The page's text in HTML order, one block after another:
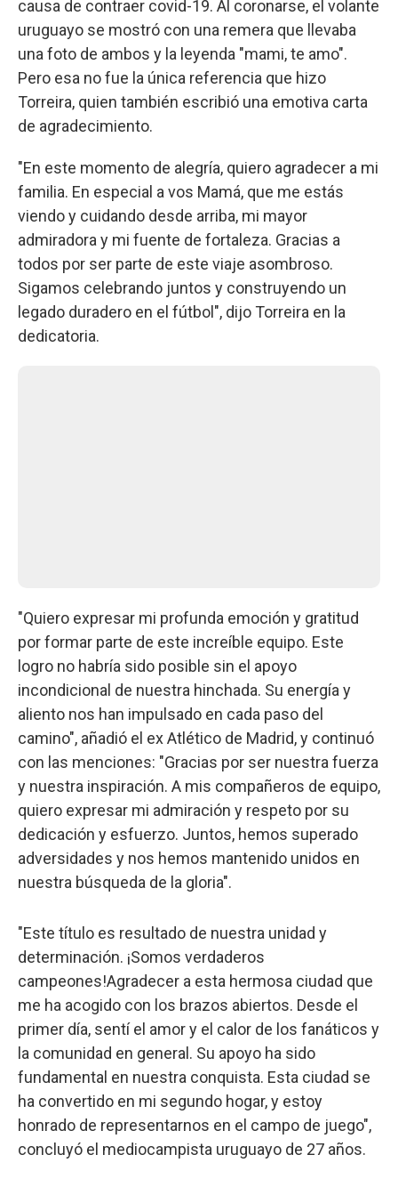
causa de contraer covid-19. Al coronarse, el volante
uruguayo se mostró con una remera que llevaba
una foto de ambos y la leyenda "mami, te amo".
Pero esa no fue la única referencia que hizo
Torreira, quien también escribió una emotiva carta
de agradecimiento.
"En este momento de alegría, quiero agradecer a mi
familia. En especial a vos Mamá, que me estás
viendo y cuidando desde arriba, mi mayor
admiradora y mi fuente de fortaleza. Gracias a
todos por ser parte de este viaje asombroso.
Sigamos celebrando juntos y construyendo un
legado duradero en el fútbol", dijo Torreira en la
dedicatoria.
"Quiero expresar mi profunda emoción y gratitud
por formar parte de este increíble equipo. Este
logro no habría sido posible sin el apoyo
incondicional de nuestra hinchada. Su energía y
aliento nos han impulsado en cada paso del
camino", añadió el ex Atlético de Madrid, y continuó
con las menciones: "Gracias por ser nuestra fuerza
y nuestra inspiración. A mis compañeros de equipo,
quiero expresar mi admiración y respeto por su
dedicación y esfuerzo. Juntos, hemos superado
adversidades y nos hemos mantenido unidos en
nuestra búsqueda de la gloria".
"Este título es resultado de nuestra unidad y
determinación. ¡Somos verdaderos
campeones!Agradecer a esta hermosa ciudad que
me ha acogido con los brazos abiertos. Desde el
primer día, sentí el amor y el calor de los fanáticos y
la comunidad en general. Su apoyo ha sido
fundamental en nuestra conquista. Esta ciudad se
ha convertido en mi segundo hogar, y estoy
honrado de representarnos en el campo de juego",
concluyó el mediocampista uruguayo de 27 años.